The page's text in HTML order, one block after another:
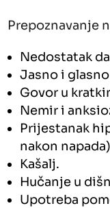
Prepoznavanje
Nedostatak
Jasno i
Govor u
Nemir i
Prijestanak
nakon
Kašalj.
Hučanje u
Upotreba